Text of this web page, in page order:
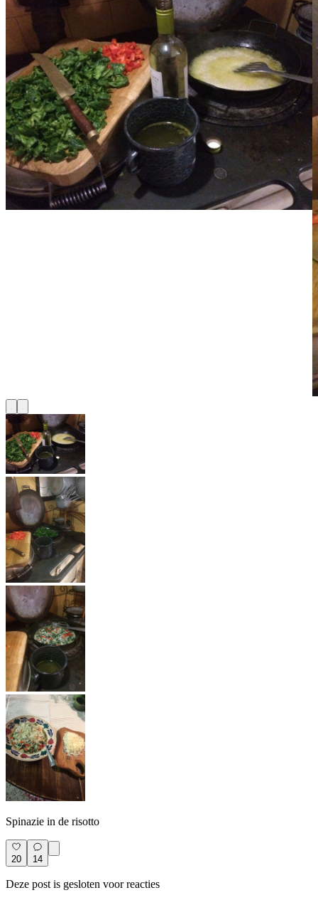
Spinazie in de risotto
20 14
Deze post is gesloten voor reacties